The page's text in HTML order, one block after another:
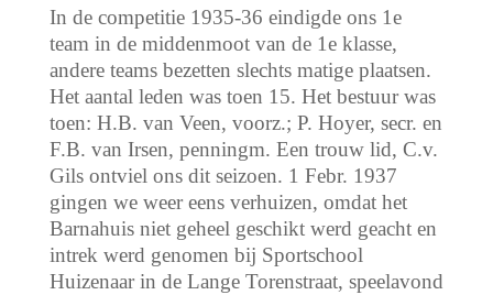
In de competitie 1935-36 eindigde ons 1e
team in de middenmoot van de 1e klasse,
andere teams bezetten slechts matige plaatsen.
Het aantal leden was toen 15. Het bestuur was
toen: H.B. van Veen, voorz.; P. Hoyer, secr. en
F.B. van Irsen, penningm. Een trouw lid, C.v.
Gils ontviel ons dit seizoen. 1 Febr. 1937
gingen we weer eens verhuizen, omdat het
Barnahuis niet geheel geschikt werd geacht en
intrek werd genomen bij Sportschool
Huizenaar in de Lange Torenstraat, speelavond